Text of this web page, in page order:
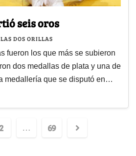
seis oros
LAS DOS ORILLAS
fueron los que más se subieron
dos medallas de plata y una de
medallería que se disputó en…
2 … 69